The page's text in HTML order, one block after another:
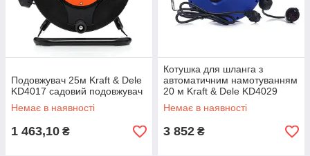
Подовжувач 25м Kraft & Dele
KD4017 садовий подовжувач
Немає в наявності
1 463,10 ₴
Котушка для шланга з
автоматичним намотуванням
20 м Kraft & Dele KD4029
котушка зі шлангом
Немає в наявності
3 852 ₴